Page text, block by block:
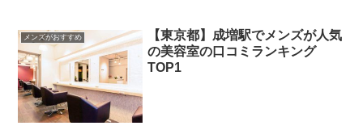
メンズがおすすめ
【東京都】成増駅でメンズが人気
の美容室の口コミランキング
TOP1